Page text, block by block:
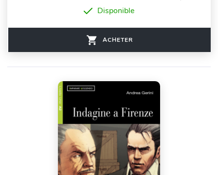
Disponible
ACHETER